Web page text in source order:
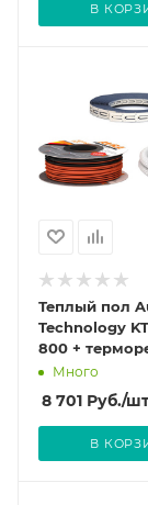
В
Теплый пол
Technology
800 +
Много
8 701 Руб./шт
В